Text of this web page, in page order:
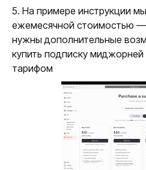
5. На примере инструкции
ежемесячной стоимостью
нужны дополнительные
купить подписку
тарифом